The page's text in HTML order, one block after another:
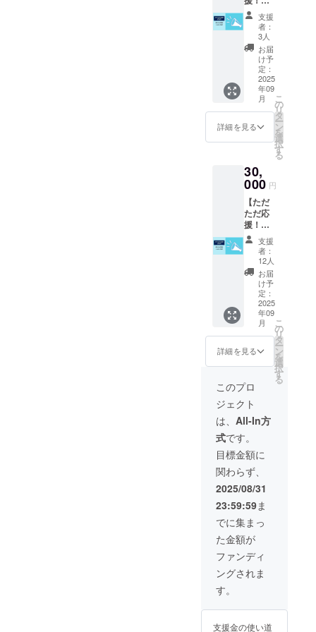
総会 主
要企画
詳細
ホーム
カミン
グデー
（卒業
生向
け） 卒
業して
も中等
を訪れ
卒業生
のため
の特別
な日 お
盆の帰
省時期
に合わ
せて開
内フォ
トコン
テス
ト」実
施予定
で懐か
しい母
喫 キャ
リア相
談会
（在校
生・保
護者・
卒業生
向け）
在校
生：文
理選
択・大
学選
び・勉
強法な
どの相
談 保護
者：一
大学生
しう
ん） 酒
質 普通
酒 原料
米 五百
万石等
アル
コール
度数 15
度 精米
55% 日
本酒度
ノ酸度
1.1 使用
酵母 ７
０１号
少々贅
沢な晩
酌用と
して開
発され
た商
品。
すっき
りとし
た中に
もしっ
した腰
があ
でも燗
でも幅
広くお
楽しみ
頂けま
す。 発
送元：
株式会
社 酒の
かどや
〒958-
0867 新
潟県村
上市大
欠3番1
号
以下）
で保管
し、清
潔なス
プーン
等を用
いて、
お早め
にお召
し上が
りくだ
※底部に
た液は
秋鮭の
ですの
で品質
に影響
はあり
ませ
ん。 良
質な食
塩のみ
使用。
一尾一
尾の手
仕事で
た甘塩
タイプ
ますの
子様か
らお年
でお召
し上が
りいた
だけま
す。 お
び・お
茶漬
け・お
弁当な
どバ
リュ
エー
お楽し
みいた
援！】
(10,000
20,000
30,000
円)のリ
ターン
と同じ
内容に
なりま
◆お礼
のメッ
セージ
感謝の
気持ち
を込め
て、お
礼の
メッ
セージ
をメー
ルにて
お送り
す。 こ
のリ
ターン
は【た
だただ
応
援！】
(10,000
20,000
30,000
円)のリ
ターン
と同じ
内容に
なりま
支援
者：
3人
お届
け予
定：
2025
年09
月
詳細を見る
こ
の
リ
タ
ー
ン
を
選
択
す
る
30,
000 円
【ただ
ただ応
援！】
◆お礼
のメッ
セージ
感謝の
気持ち
を込め
て、お
礼の
メッ
セージ
をメー
ルにて
お送り
しま
す。 こ
のリ
ターン
は【た
だただ
応
援！】
(10,000
円 /
20,000
円 /
30,000
円)のリ
ターン
と同じ
内容に
なりま
支援
者：
12人
お届
け予
定：
2025
年09
月
詳細を見る
こ
の
リ
タ
ー
ン
を
選
択
す
る
このプロ
ジェクト
は、 All-In方
式です。
目標金額に
関わらず、
2025/08/31
23:59:59ま
でに集まっ
た金額が
ファンディ
ングされま
す。
支援金の使い道